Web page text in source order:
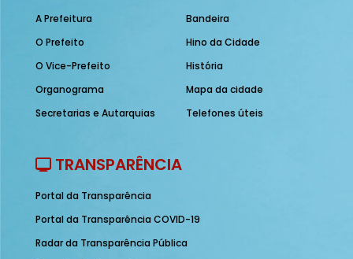
A Prefeitura
O Prefeito
O Vice-Prefeito
Organograma
Secretarias e Autarquias
Bandeira
Hino da Cidade
História
Mapa da cidade
Telefones úteis
TRANSPARÊNCIA
Portal da Transparência
Portal da Transparência COVID-19
Radar da Transparência Pública